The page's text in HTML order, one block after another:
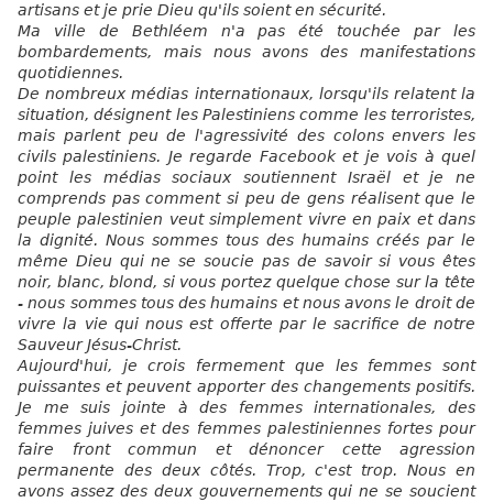
artisans et je prie Dieu qu'ils soient en sécurité.
Ma ville de Bethléem n'a pas été touchée par les
bombardements, mais nous avons des manifestations
quotidiennes.
De nombreux médias internationaux, lorsqu'ils relatent la
situation, désignent les Palestiniens comme les terroristes,
mais parlent peu de l'agressivité des colons envers les
civils palestiniens. Je regarde Facebook et je vois à quel
point les médias sociaux soutiennent Israël et je ne
comprends pas comment si peu de gens réalisent que le
peuple palestinien veut simplement vivre en paix et dans
la dignité. Nous sommes tous des humains créés par le
même Dieu qui ne se soucie pas de savoir si vous êtes
noir, blanc, blond, si vous portez quelque chose sur la tête
- nous sommes tous des humains et nous avons le droit de
vivre la vie qui nous est offerte par le sacrifice de notre
Sauveur Jésus-Christ.
Aujourd'hui, je crois fermement que les femmes sont
puissantes et peuvent apporter des changements positifs.
Je me suis jointe à des femmes internationales, des
femmes juives et des femmes palestiniennes fortes pour
faire front commun et dénoncer cette agression
permanente des deux côtés. Trop, c'est trop. Nous en
avons assez des deux gouvernements qui ne se soucient